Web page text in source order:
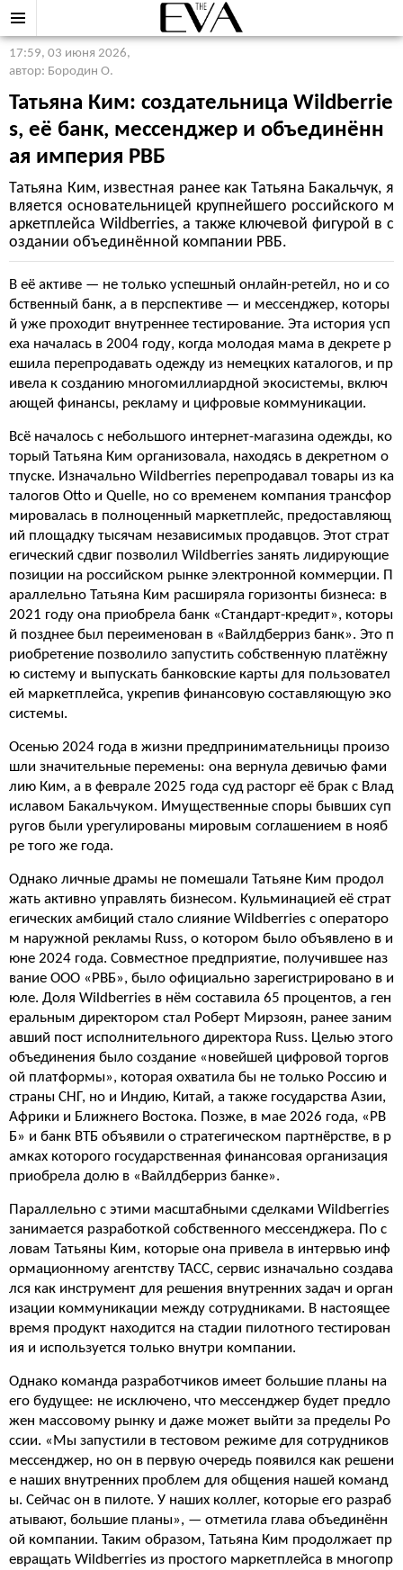
17:59, 03 июня 2026,
автор: Бородин О.
Татьяна Ким: создательница Wildberrie
s, её банк, мессенджер и объединённ
ая империя РВБ
Татьяна Ким, известная ранее как Татьяна Бакальчук, я
вляется основательницей крупнейшего российского м
аркетплейса Wildberries, а также ключевой фигурой в с
оздании объединённой компании РВБ.
В её активе — не только успешный онлайн-ретейл, но и со
бственный банк, а в перспективе — и мессенджер, которы
й уже проходит внутреннее тестирование. Эта история усп
еха началась в 2004 году, когда молодая мама в декрете р
ешила перепродавать одежду из немецких каталогов, и пр
ивела к созданию многомиллиардной экосистемы, включ
ающей финансы, рекламу и цифровые коммуникации.
Всё началось с небольшого интернет-магазина одежды, ко
торый Татьяна Ким организовала, находясь в декретном о
тпуске. Изначально Wildberries перепродавал товары из ка
талогов Otto и Quelle, но со временем компания трансфор
мировалась в полноценный маркетплейс, предоставляющ
ий площадку тысячам независимых продавцов. Этот страт
егический сдвиг позволил Wildberries занять лидирующие
позиции на российском рынке электронной коммерции. П
араллельно Татьяна Ким расширяла горизонты бизнеса: в
2021 году она приобрела банк «Стандарт-кредит», которы
й позднее был переименован в «Вайлдберриз банк». Это п
риобретение позволило запустить собственную платёжну
ю систему и выпускать банковские карты для пользовател
ей маркетплейса, укрепив финансовую составляющую эко
системы.
Осенью 2024 года в жизни предпринимательницы произо
шли значительные перемены: она вернула девичью фами
лию Ким, а в феврале 2025 года суд расторг её брак с Влад
иславом Бакальчуком. Имущественные споры бывших суп
ругов были урегулированы мировым соглашением в нояб
ре того же года.
Однако личные драмы не помешали Татьяне Ким продол
жать активно управлять бизнесом. Кульминацией её страт
егических амбиций стало слияние Wildberries с операторо
м наружной рекламы Russ, о котором было объявлено в и
юне 2024 года. Совместное предприятие, получившее наз
вание ООО «РВБ», было официально зарегистрировано в и
юле. Доля Wildberries в нём составила 65 процентов, а ген
еральным директором стал Роберт Мирзоян, ранее заним
авший пост исполнительного директора Russ. Целью этого
объединения было создание «новейшей цифровой торгов
ой платформы», которая охватила бы не только Россию и
страны СНГ, но и Индию, Китай, а также государства Азии,
Африки и Ближнего Востока. Позже, в мае 2026 года, «РВ
Б» и банк ВТБ объявили о стратегическом партнёрстве, в р
амках которого государственная финансовая организация
приобрела долю в «Вайлдберриз банке».
Параллельно с этими масштабными сделками Wildberries
занимается разработкой собственного мессенджера. По с
ловам Татьяны Ким, которые она привела в интервью инф
ормационному агентству ТАСС, сервис изначально создава
лся как инструмент для решения внутренних задач и орган
изации коммуникации между сотрудниками. В настоящее
время продукт находится на стадии пилотного тестирован
ия и используется только внутри компании.
Однако команда разработчиков имеет большие планы на
его будущее: не исключено, что мессенджер будет предло
жен массовому рынку и даже может выйти за пределы Ро
ссии. «Мы запустили в тестовом режиме для сотрудников
мессенджер, но он в первую очередь появился как решени
е наших внутренних проблем для общения нашей команд
ы. Сейчас он в пилоте. У наших коллег, которые его разраб
атывают, большие планы», — отметила глава объединённ
ой компании. Таким образом, Татьяна Ким продолжает пр
евращать Wildberries из простого маркетплейса в многопр